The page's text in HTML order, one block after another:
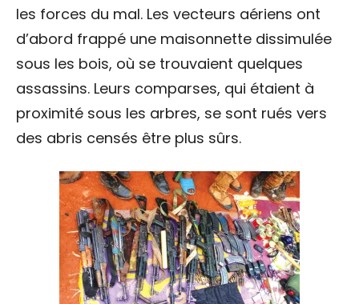
les forces du mal. Les vecteurs aériens ont
d’abord frappé une maisonnette dissimulée
sous les bois, où se trouvaient quelques
assassins. Leurs comparses, qui étaient à
proximité sous les arbres, se sont rués vers
des abris censés être plus sûrs.